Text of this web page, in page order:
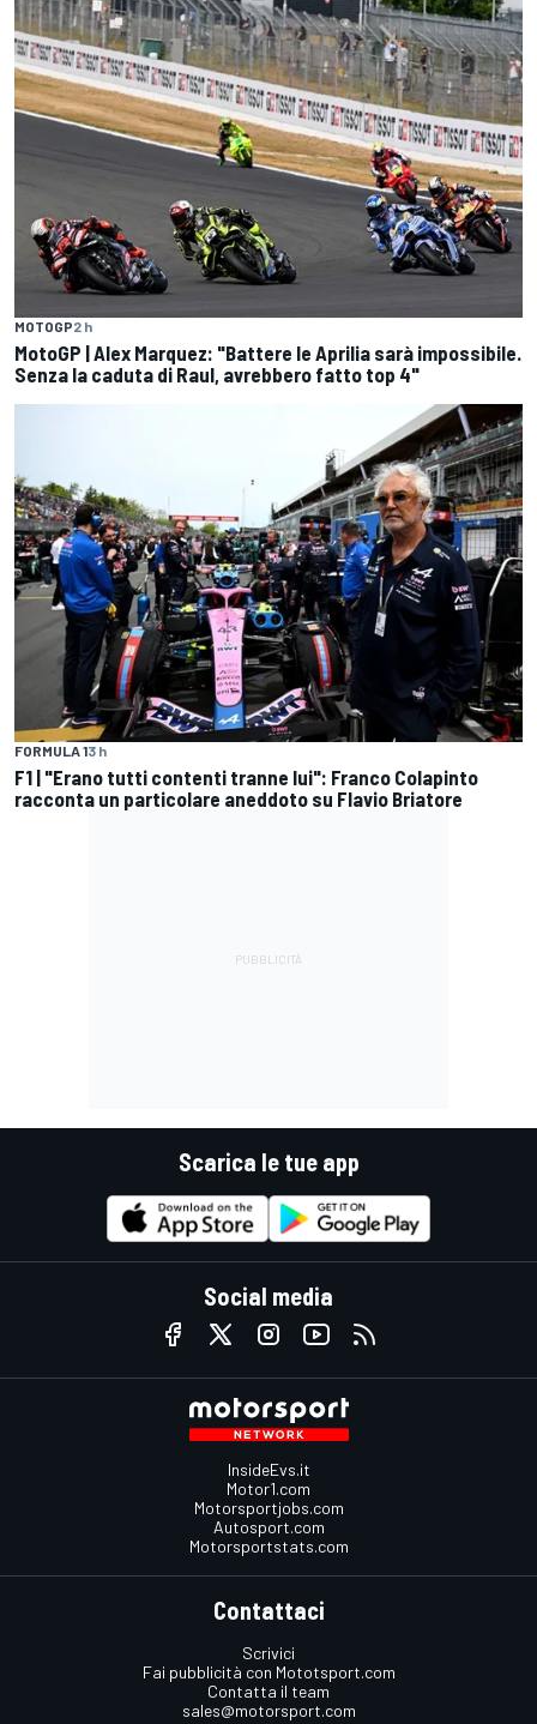
MOTOGP2 h
MotoGP | Alex Marquez: "Battere le Aprilia sarà impossibile.
Senza la caduta di Raul, avrebbero fatto top 4"
FORMULA 13 h
F1 | "Erano tutti contenti tranne lui": Franco Colapinto
racconta un particolare aneddoto su Flavio Briatore
Scarica le tue app
Social media
InsideEvs.it
Motor1.com
Motorsportjobs.com
Autosport.com
Motorsportstats.com
Contattaci
Scrivici
Fai pubblicità con Mototsport.com
Contatta il team
sales@motorsport.com